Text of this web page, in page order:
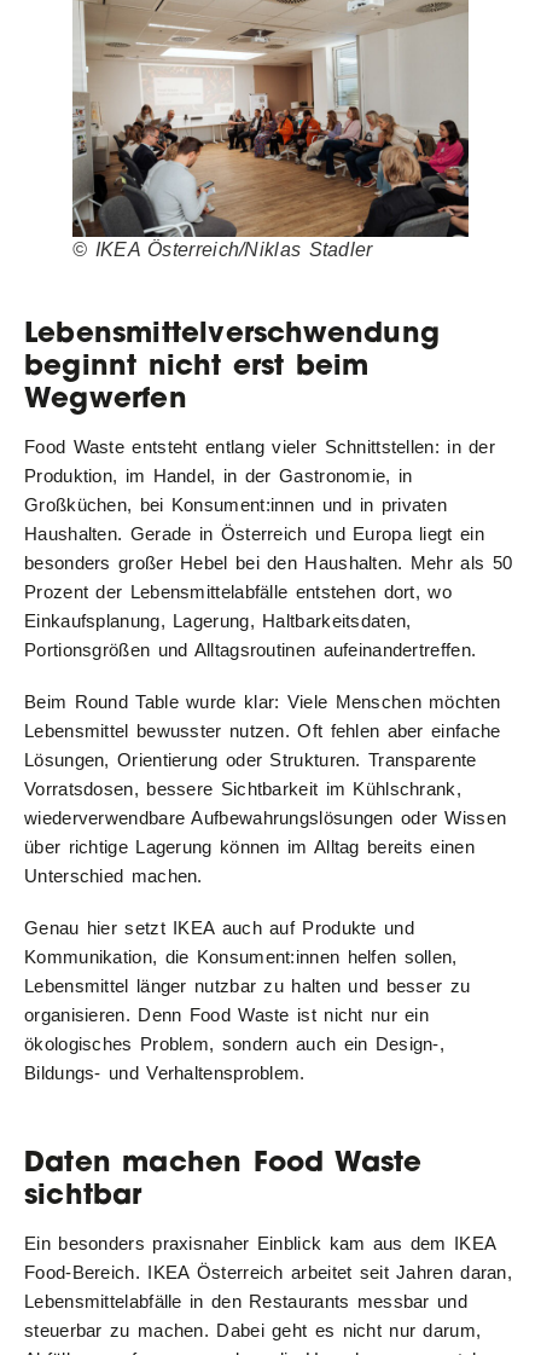
© IKEA Österreich/Niklas Stadler
Lebensmittelverschwendung
beginnt nicht erst beim
Wegwerfen
Food Waste entsteht entlang vieler Schnittstellen: in der
Produktion, im Handel, in der Gastronomie, in
Großküchen, bei Konsument:innen und in privaten
Haushalten. Gerade in Österreich und Europa liegt ein
besonders großer Hebel bei den Haushalten. Mehr als 50
Prozent der Lebensmittelabfälle entstehen dort, wo
Einkaufsplanung, Lagerung, Haltbarkeitsdaten,
Portionsgrößen und Alltagsroutinen aufeinandertreffen.
Beim Round Table wurde klar: Viele Menschen möchten
Lebensmittel bewusster nutzen. Oft fehlen aber einfache
Lösungen, Orientierung oder Strukturen. Transparente
Vorratsdosen, bessere Sichtbarkeit im Kühlschrank,
wiederverwendbare Aufbewahrungslösungen oder Wissen
über richtige Lagerung können im Alltag bereits einen
Unterschied machen.
Genau hier setzt IKEA auch auf Produkte und
Kommunikation, die Konsument:innen helfen sollen,
Lebensmittel länger nutzbar zu halten und besser zu
organisieren. Denn Food Waste ist nicht nur ein
ökologisches Problem, sondern auch ein Design-,
Bildungs- und Verhaltensproblem.
Daten machen Food Waste
sichtbar
Ein besonders praxisnaher Einblick kam aus dem IKEA
Food-Bereich. IKEA Österreich arbeitet seit Jahren daran,
Lebensmittelabfälle in den Restaurants messbar und
steuerbar zu machen. Dabei geht es nicht nur darum,